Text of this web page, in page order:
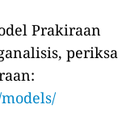
Prakiraan
periksa